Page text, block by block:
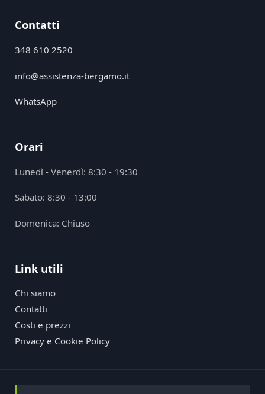
Contatti
348 610 2520
info@assistenza-bergamo.it
WhatsApp
Orari
Lunedì - Venerdì: 8:30 - 19:30
Sabato: 8:30 - 13:00
Domenica: Chiuso
Link utili
Chi siamo
Contatti
Costi e prezzi
Privacy e Cookie Policy